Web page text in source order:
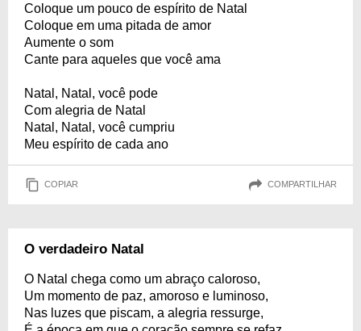
Coloque um pouco de espírito de Natal
Coloque em uma pitada de amor
Aumente o som
Cante para aqueles que você ama
Natal, Natal, você pode
Com alegria de Natal
Natal, Natal, você cumpriu
Meu espírito de cada ano
COPIAR COMPARTILHAR
O verdadeiro Natal
O Natal chega como um abraço caloroso,
Um momento de paz, amoroso e luminoso,
Nas luzes que piscam, a alegria ressurge,